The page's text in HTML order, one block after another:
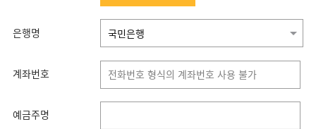
은행명
계좌번호
예금주명